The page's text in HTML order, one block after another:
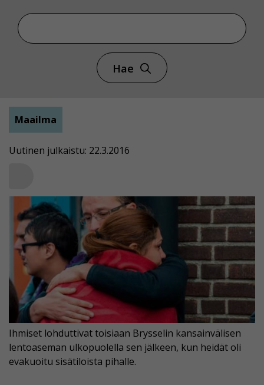
Hae
Maailma
Uutinen julkaistu: 22.3.2016
Ihmiset lohduttivat toisiaan Brysselin kansainvälisen
lentoaseman ulkopuolella sen jälkeen, kun heidät oli
evakuoitu sisätiloista pihalle.